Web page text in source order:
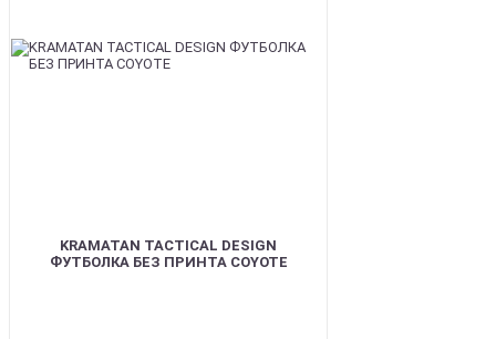
KRAMATAN TACTICAL DESIGN
ФУТБОЛКА БЕЗ ПРИНТА COYOTE